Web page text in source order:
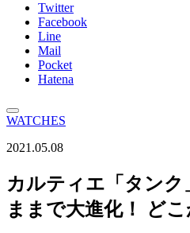
Twitter
Facebook
Line
Mail
Pocket
Hatena
WATCHES
2021.05.08
カルティエ「タン
ままで大進化！ ど